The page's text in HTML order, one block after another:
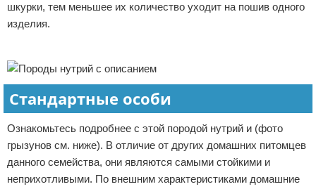
шкурки, тем меньшее их количество уходит на пошив одного
изделия.
Стандартные особи
Ознакомьтесь подробнее с этой породой нутрий и (фото
грызунов см. ниже). В отличие от других домашних питомцев
данного семейства, они являются самыми стойкими и
неприхотливыми. По внешним характеристиками домашние